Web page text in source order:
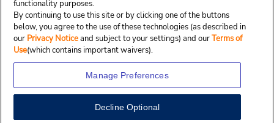
functionality purposes.
By continuing to use this site or by clicking one of the buttons
below, you agree to the use of these technologies (as described in
our Privacy Noticeand subject to your settings) and ourTerms of
Use(which contains important waivers).
Manage Preferences
Decline Optional